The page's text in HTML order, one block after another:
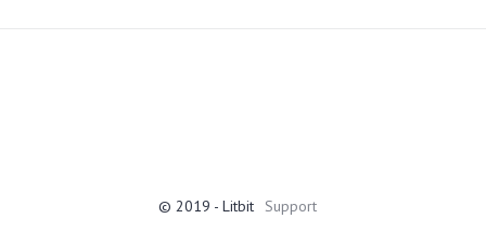
© 2019 - Litbit Support